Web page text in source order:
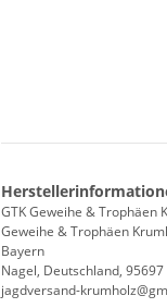
GTK Geweihe & Trophäen
Geweihe & Trophäen
Bayern
Nagel, Deutschland, 95697
jagdversand-